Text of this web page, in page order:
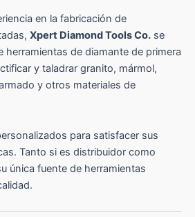
en la fabricación de
Xpert Diamond Tools Co. se
de diamante de primera
y taladrar granito, mármol,
y otros materiales de
para satisfacer sus
Tanto si es distribuidor como
única fuente de herramientas